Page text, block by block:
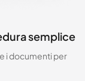
semplice
i documenti per